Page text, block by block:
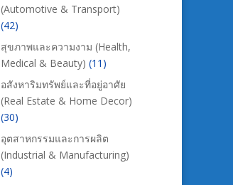
(Automotive & Transport)
(42)
สุขภาพและความงาม (Health,
Medical & Beauty) (11)
อสังหาริมทรัพย์และที่อยู่อาศัย
(Real Estate & Home Decor)
(30)
อุตสาหกรรมและการผลิต
(Industrial & Manufacturing)
(4)